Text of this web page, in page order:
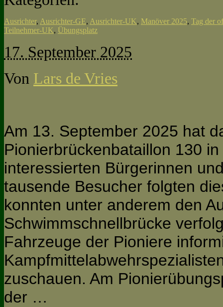
Ausrichter, Ausrichter-GE, Ausrichter-UK, Manöver 2025, Tag der
Teilnehmer-UK, Übungsplatz
17. September 2025
Von Lars de Vries
Am 13. September 2025 hat
Pionierbrückenbataillon 130
interessierten Bürgerinnen
tausende Besucher folgten
konnten unter anderem den
Schwimmschnellbrücke
Fahrzeuge der Pioniere
zuschauen. Am
der …